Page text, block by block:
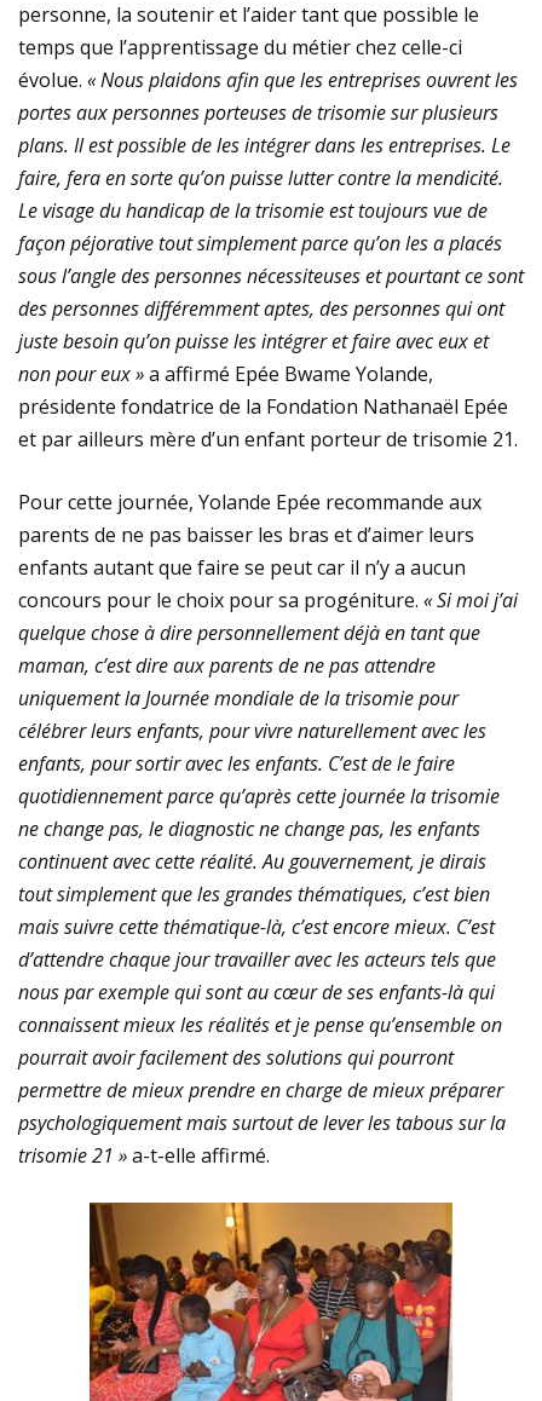
personne, la soutenir et l’aider tant que possible le
temps que l’apprentissage du métier chez celle-ci
évolue. « Nous plaidons afin que les entreprises ouvrent les
portes aux personnes porteuses de trisomie sur plusieurs
plans. Il est possible de les intégrer dans les entreprises. Le
faire, fera en sorte qu’on puisse lutter contre la mendicité.
Le visage du handicap de la trisomie est toujours vue de
façon péjorative tout simplement parce qu’on les a placés
sous l’angle des personnes nécessiteuses et pourtant ce sont
des personnes différemment aptes, des personnes qui ont
juste besoin qu’on puisse les intégrer et faire avec eux et
non pour eux »a affirmé Epée Bwame Yolande,
présidente fondatrice de la Fondation Nathanaël Epée
et par ailleurs mère d’un enfant porteur de trisomie 21.
Pour cette journée, Yolande Epée recommande aux
parents de ne pas baisser les bras et d’aimer leurs
enfants autant que faire se peut car il n’y a aucun
concours pour le choix pour sa progéniture. « Si moi j’ai
quelque chose à dire personnellement déjà en tant que
maman, c’est dire aux parents de ne pas attendre
uniquement la Journée mondiale de la trisomie pour
célébrer leurs enfants, pour vivre naturellement avec les
enfants, pour sortir avec les enfants. C’est de le faire
quotidiennement parce qu’après cette journée la trisomie
ne change pas, le diagnostic ne change pas, les enfants
continuent avec cette réalité. Au gouvernement, je dirais
tout simplement que les grandes thématiques, c’est bien
mais suivre cette thématique-là, c’est encore mieux. C’est
d’attendre chaque jour travailler avec les acteurs tels que
nous par exemple qui sont au cœur de ses enfants-là qui
connaissent mieux les réalités et je pense qu’ensemble on
pourrait avoir facilement des solutions qui pourront
permettre de mieux prendre en charge de mieux préparer
psychologiquement mais surtout de lever les tabous sur la
trisomie 21 »a-t-elle affirmé.